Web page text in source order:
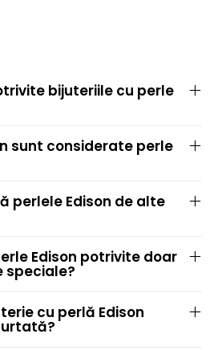
bijuteriile cu perle
sunt considerate perle
perlele Edison de alte
Edison potrivite doar
speciale?
cu perlă Edison